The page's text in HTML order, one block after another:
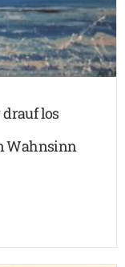
los
Wahnsinn